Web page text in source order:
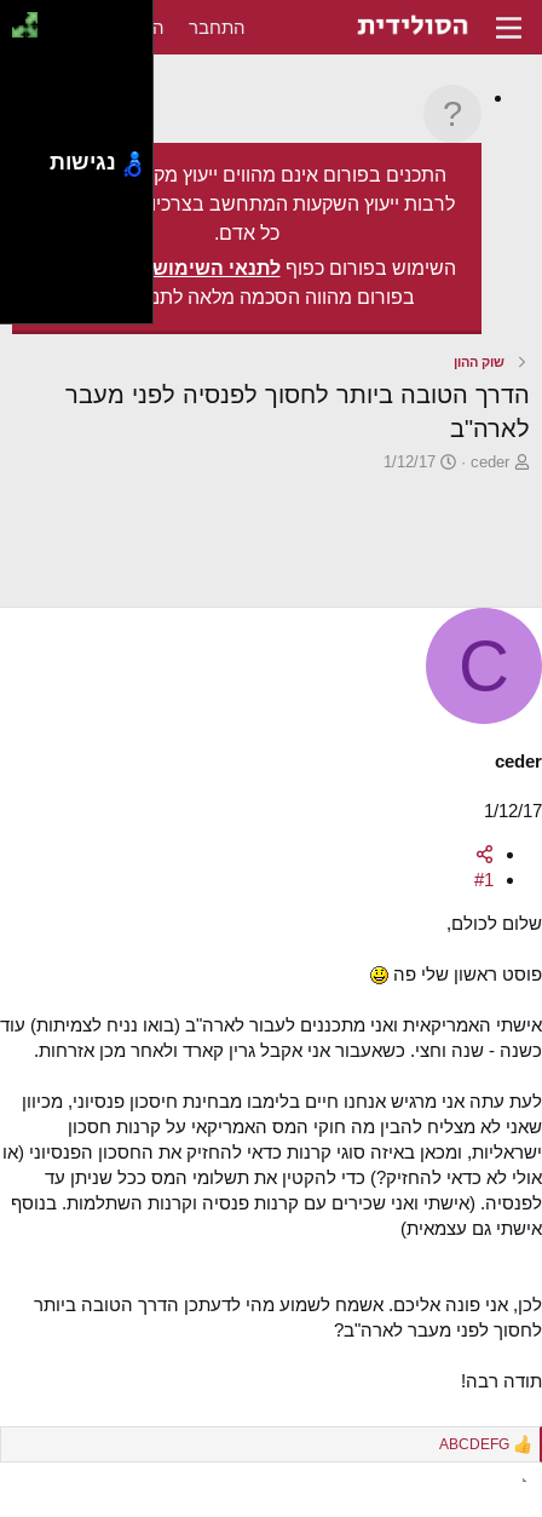
התחבר הירשם
התכנים בפורום אינם מהווים ייעוץ מקצועי מכל סוג,
לרבות ייעוץ השקעות המתחשב בצרכיו המיוחדים של
כל אדם.
השימוש בפורום כפוףלתנאי השימוש
בפורום מהווה הסכמה מלאה לתנאים אלה.
שוק ההון
הדרך הטובה ביותר לחסוך לפנסיה לפני מעבר
לארה"ב
פ
ש
ceder
פ
א
ר
ך
1/12/17
C
ceder
1/12/17
#1
שלום לכולם,
פוסט ראשון שלי פה
אישתי האמריקאית ואני מתכננים לעבור לארה"ב (בואו נניח לצמיתות) עוד
כשנה - שנה וחצי. כשאעבור אני אקבל גרין קארד ולאחר מכן אזרחות.
לעת עתה אני מרגיש אנחנו חיים בלימבו מבחינת חיסכון פנסיוני, מכיוון
שאני לא מצליח להבין מה חוקי המס האמריקאי על קרנות חסכון
ישראליות, ומכאן באיזה סוגי קרנות כדאי להחזיק את החסכון הפנסיוני (או
אולי לא כדאי להחזיק?) כדי להקטין את תשלומי המס ככל שניתן עד
לפנסיה. (אישתי ואני שכירים עם קרנות פנסיה וקרנות השתלמות. בנוסף
אישתי גם עצמאית)
לכן, אני פונה אליכם. אשמח לשמוע מהי לדעתכן הדרך הטובה ביותר
לחסוך לפני מעבר לארה"ב?
תודה רבה!
R
ABCDEFG
נגישות